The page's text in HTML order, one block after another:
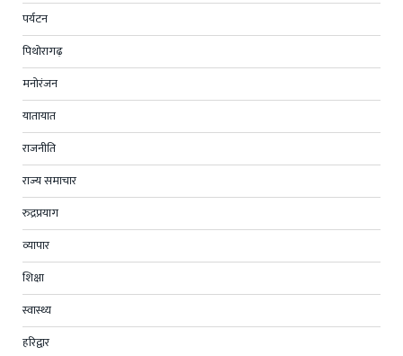
पर्यटन
पिथोरागढ़
मनोरंजन
यातायात
राजनीति
राज्य समाचार
रुद्रप्रयाग
व्यापार
शिक्षा
स्वास्थ्य
हरिद्वार